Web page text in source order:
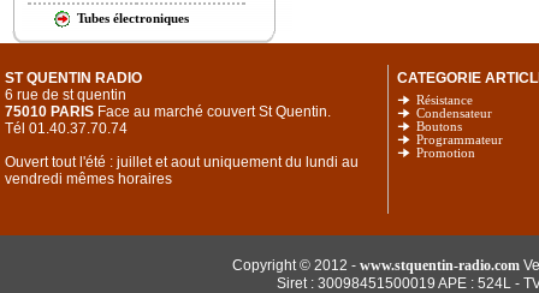
Tubes électroniques
ST QUENTIN RADIO
6 rue de st quentin
75010 PARIS Face au marché couvert St Quentin.
Tél 01.40.37.70.74
Ouvert tout l'été : juillet et aout uniquement du lundi au
vendredi mêmes horaires
CATEGORIE
Résistance
Condensateur
Boutons
Programmateur
Promotion
Copyright © 2012 - www.stquentin-radio.com
Siret : 30098451500019 APE : 524L -